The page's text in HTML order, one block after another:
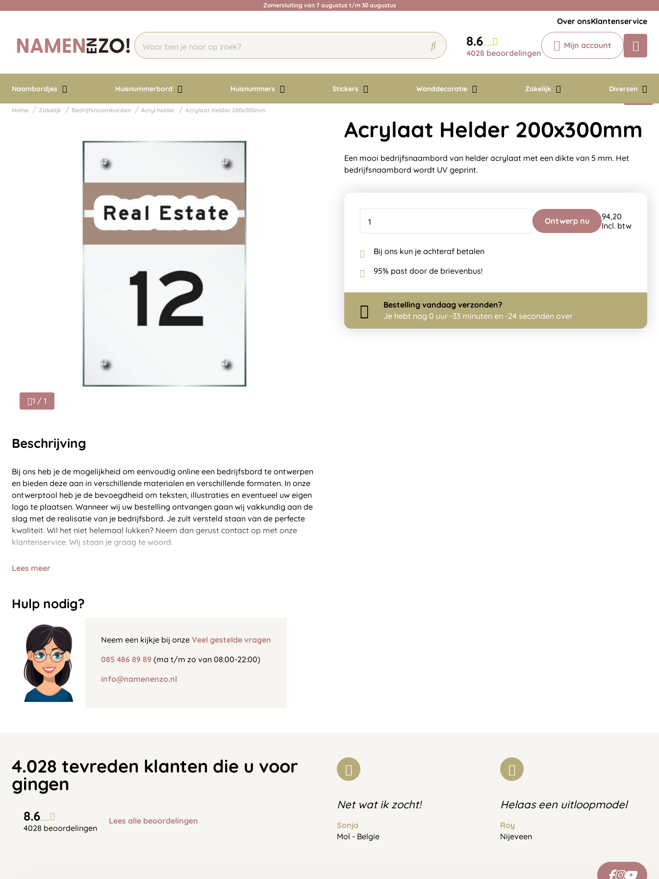
Zomersluiting van 7 augustus t/m 30 augustus
Over onsKlantenservice
8.6
4028 beoordelingen
Mijn account
Naambordjes Huisnummerbord Huisnummers Stickers Wanddecoratie Zakelijk Diversen
Chatbot
Chat 24/7 met onze chatbot voor
Contact
Home Zakelijk Bedrijfsnaamborden Acryl helder Acrylaat Helder 200x300mm
1 / 1
Beschrijving
Bij ons heb je de mogelijkheid om eenvoudig online een bedrijfsbord te ontwerpen
en bieden deze aan in verschillende materialen en verschillende formaten. In onze
ontwerptool heb je de bevoegdheid om teksten, illustraties en eventueel uw eigen
logo te plaatsen. Wanneer wij uw bestelling ontvangen gaan wij vakkundig aan de
slag met de realisatie van je bedrijfsbord. Je zult versteld staan van de perfecte
kwaliteit. Wil het niet helemaal lukken? Neem dan gerust contact op met onze
klantenservice. Wij staan je graag te woord.
Lees meer
Hulp nodig?
Neem een kijkje bij onze Veel gestelde vragen
085 486 89 89 (ma t/m zo van 08:00-22:00)
info@namenenzo.nl
Acrylaat Helder 200x300mm
Een mooi bedrijfsnaambord van helder acrylaat met een dikte van 5 mm. Het
bedrijfsnaambord wordt UV geprint.
Ontwerp nu
94,20
Incl. btw
Bij ons kun je achteraf betalen
95% past door de brievenbus!
Bestelling vandaag verzonden?
Je hebt nog 0 uur -33 minuten en -24 seconden over
4.028 tevreden klanten die u voor
gingen
8.6
4028 beoordelingen
Lees alle beoordelingen
Net wat ik zocht!
Sonja
Mol - Belgie
Helaas een uitloopmodel
Roy
Nijeveen